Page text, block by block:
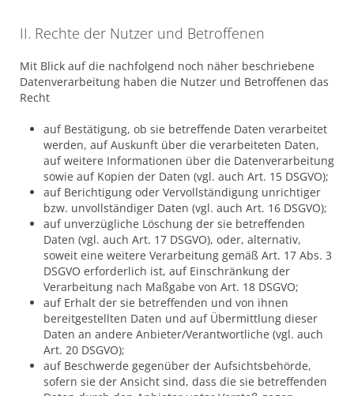
II. Rechte der Nutzer und Betroffenen
Mit Blick auf die nachfolgend noch näher beschriebene
Datenverarbeitung haben die Nutzer und Betroffenen das
Recht
auf Bestätigung, ob sie betreffende Daten verarbeitet
werden, auf Auskunft über die verarbeiteten Daten,
auf weitere Informationen über die Datenverarbeitung
sowie auf Kopien der Daten (vgl. auch Art. 15 DSGVO);
auf Berichtigung oder Vervollständigung unrichtiger
bzw. unvollständiger Daten (vgl. auch Art. 16 DSGVO);
auf unverzügliche Löschung der sie betreffenden
Daten (vgl. auch Art. 17 DSGVO), oder, alternativ,
soweit eine weitere Verarbeitung gemäß Art. 17 Abs. 3
DSGVO erforderlich ist, auf Einschränkung der
Verarbeitung nach Maßgabe von Art. 18 DSGVO;
auf Erhalt der sie betreffenden und von ihnen
bereitgestellten Daten und auf Übermittlung dieser
Daten an andere Anbieter/Verantwortliche (vgl. auch
Art. 20 DSGVO);
auf Beschwerde gegenüber der Aufsichtsbehörde,
sofern sie der Ansicht sind, dass die sie betreffenden